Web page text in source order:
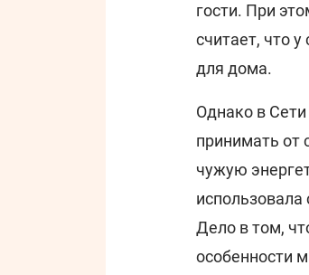
гости. При
считает, что
для дома.
Однако в Сети
принимать от
чужую
использовала
Дело в том,
особенности